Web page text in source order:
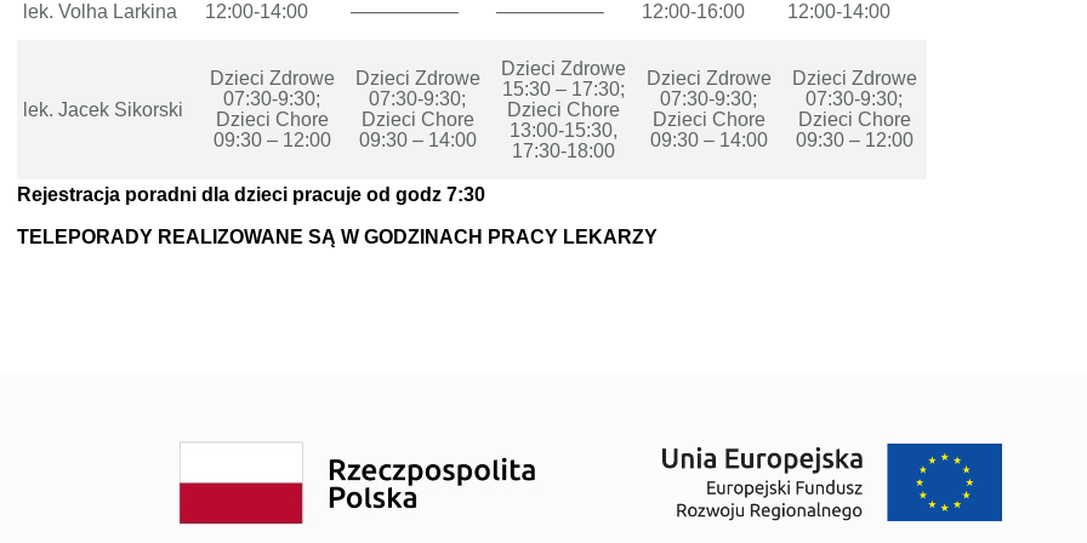
Badań Laboratoryjnych
Szybowcowa 4
lek. Volha Larkina 12:00-14:00 —————– —————– 12:00-16:00 12:00-14:00
lek. Jacek Sikorski
Dzieci Zdrowe
07:30-9:30;
Dzieci Chore
09:30 – 12:00
Dzieci Zdrowe
07:30-9:30;
Dzieci Chore
09:30 – 14:00
Dzieci Zdrowe
15:30 – 17:30;
Dzieci Chore
13:00-15:30,
17:30-18:00
Dzieci Zdrowe
07:30-9:30;
Dzieci Chore
09:30 – 14:00
Dzieci Zdrowe
07:30-9:30;
Dzieci Chore
09:30 – 12:00
Rejestracja poradni dla dzieci pracuje od godz 7:30
TELEPORADY REALIZOWANE SĄ W GODZINACH PRACY LEKARZY